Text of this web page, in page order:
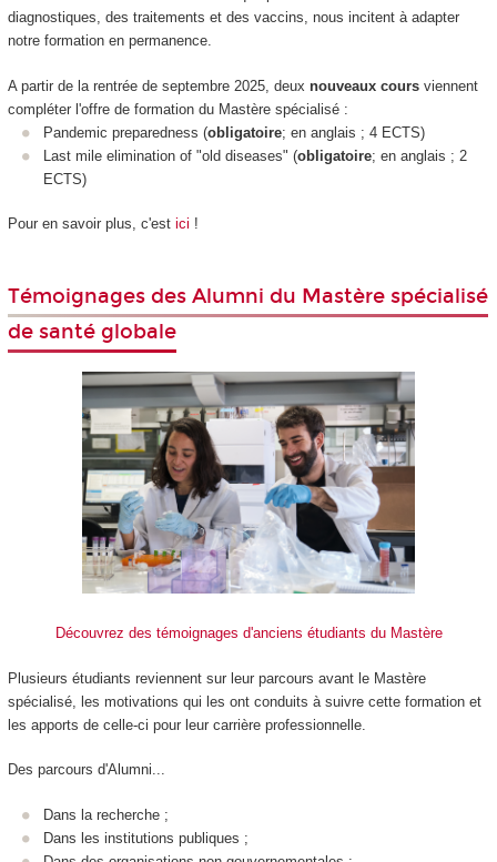
diagnostiques, des traitements et des vaccins, nous incitent à adapter
notre formation en permanence.
A partir de la rentrée de septembre 2025, deux nouveaux coursviennent
compléter l'offre de formation du Mastère spécialisé :
Pandemic preparedness (obligatoire; en anglais ; 4 ECTS)
Last mile elimination of "old diseases" (obligatoire; en anglais ; 2
ECTS)
Pour en savoir plus, c'est ici !
Témoignages des Alumni du Mastère spécialisé
de santé globale
Découvrez des témoignages d'anciens étudiants du Mastère
Plusieurs étudiants reviennent sur leur parcours avant le Mastère
spécialisé, les motivations qui les ont conduits à suivre cette formation et
les apports de celle-ci pour leur carrière professionnelle.
Des parcours d'Alumni...
Dans la recherche ;
Dans les institutions publiques ;